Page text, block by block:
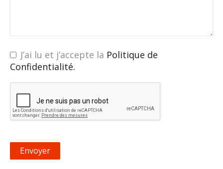
J’ai lu et j’accepte la Politique de
Confidentialité.